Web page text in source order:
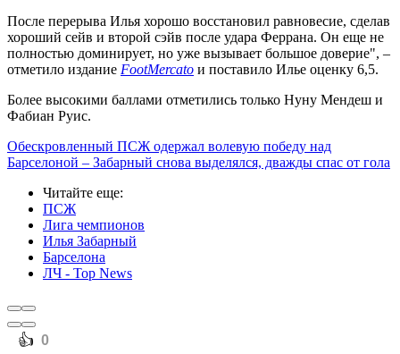
После перерыва Илья хорошо восстановил равновесие, сделав
хороший сейв и второй сэйв после удара Феррана. Он еще не
полностью доминирует, но уже вызывает большое доверие", –
отметило издание FootMercato и поставило Илье оценку 6,5.
Более высокими баллами отметились только Нуну Мендеш и
Фабиан Руис.
Обескровленный ПСЖ одержал волевую победу над
Барселоной – Забарный снова выделялся, дважды спас от гола
Читайте еще:
ПСЖ
Лига чемпионов
Илья Забарный
Барселона
ЛЧ - Top News
️👍 0